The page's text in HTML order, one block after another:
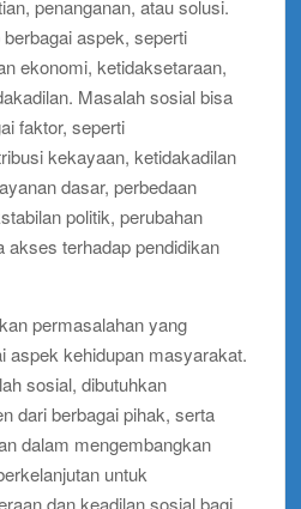
penanganan, atau solusi.
aspek, seperti
ekonomi, ketidaksetaraan,
Masalah sosial bisa
faktor, seperti
kekayaan, ketidakadilan
dasar, perbedaan
politik, perubahan
akses terhadap pendidikan
permasalahan yang
aspek kehidupan masyarakat.
sosial, dibutuhkan
dari berbagai pihak, serta
dalam mengembangkan
untuk
dan keadilan sosial bagi